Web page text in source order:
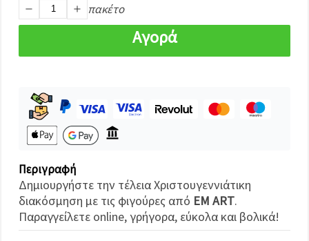
χρησιμοποιήσετε
όλα τα
cookies
προτιμήσεις
σας στις
ρυθμίσεις
επιλέγοντας
δεδομένο
τύπο
cookies και
κάνοντας
κλικ στο
κουμπί
Αποθήκευση.
πακέτο
Αγορά
Περιγραφή
Δημιουργήστε την τέλεια Χριστουγεννιάτικη
διακόσμηση με τις φιγούρες από EM ART.
Παραγγείλετε online, γρήγορα, εύκολα και βολικά!